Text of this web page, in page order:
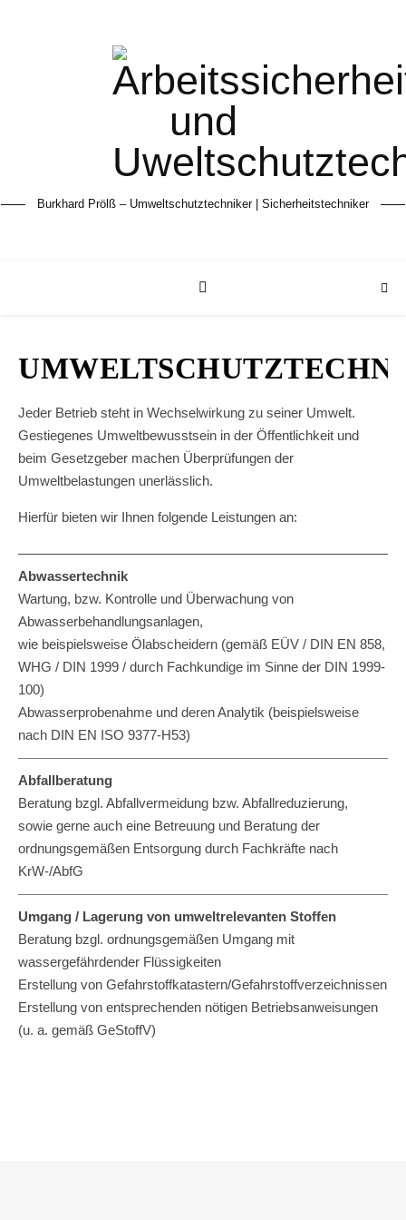
Burkhard Prölß – Umweltschutztechniker | Sicherheitstechniker
Jeder Betrieb steht in Wechselwirkung zu seiner Umwelt.
Gestiegenes Umweltbewusstsein in der Öffentlichkeit und
beim Gesetzgeber machen Überprüfungen der
Umweltbelastungen unerlässlich.
Hierfür bieten wir Ihnen folgende Leistungen an:
Abwassertechnik
Wartung, bzw. Kontrolle und Überwachung von
Abwasserbehandlungsanlagen,
wie beispielsweise Ölabscheidern (gemäß EÜV / DIN EN 858,
WHG / DIN 1999 / durch Fachkundige im Sinne der DIN 1999-
100)
Abwasserprobenahme und deren Analytik (beispielsweise
nach DIN EN ISO 9377-H53)
Abfallberatung
Beratung bzgl. Abfallvermeidung bzw. Abfallreduzierung,
sowie gerne auch eine Betreuung und Beratung der
ordnungsgemäßen Entsorgung durch Fachkräfte nach
KrW-/AbfG
Umgang / Lagerung von umweltrelevanten Stoffen
Beratung bzgl. ordnungsgemäßen Umgang mit
wassergefährdender Flüssigkeiten
Erstellung von Gefahrstoffkatastern/Gefahrstoffverzeichnissen
Erstellung von entsprechenden nötigen Betriebsanweisungen
(u. a. gemäß GeStoffV)